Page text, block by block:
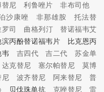
替尼 利鲁唑片
非布司他
沙康唑 非那雄胺
托法替
司 曲格列汀
替诺福韦艾
丙酚替诺福韦片 比克恩丙
韦 吉四代 吉二代
苏金单
达克替尼 塞尔帕替尼
莫博
尼 波齐替尼 阿来替尼
普
贝伐珠单抗 克唑替尼
雷